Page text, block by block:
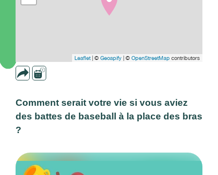
Leaflet| © Geoapify | © OpenStreetMap contributors
Comment serait votre vie si vous aviez
des battes de baseball à la place des bras
?